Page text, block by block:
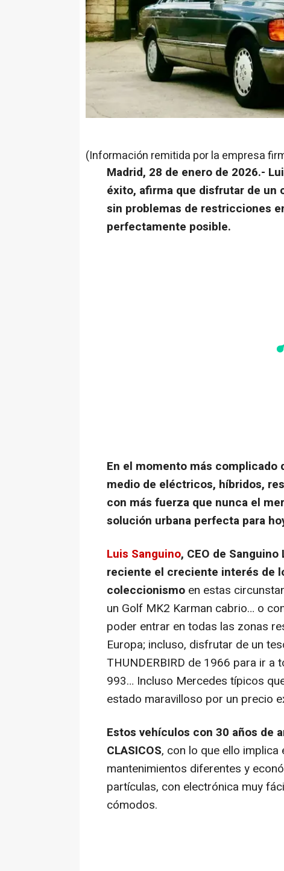
(Información remitida por la empresa
Madrid, 28 de enero de 2026.-
éxito, afirma que disfrutar de
sin problemas de restricciones
perfectamente posible.
En el momento más complicado
medio de eléctricos, híbridos,
con más fuerza que nunca el
solución urbana perfecta para
Luis Sanguino, CEO de Sanguino
reciente el creciente interés de
coleccionismo en estas
un Golf MK2 Karman cabrio… o
poder entrar en todas las zonas
Europa; incluso, disfrutar de un
THUNDERBIRD de 1966 para ir a
993… Incluso Mercedes típicos
estado maravilloso por un precio
Estos vehículos con 30 años de
CLASICOS, con lo que ello
mantenimientos diferentes y
partículas, con electrónica muy
cómodos.